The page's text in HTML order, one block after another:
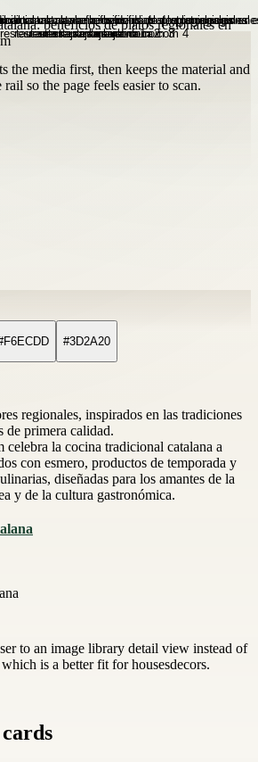
the media first, then keeps the material and
so the page feels easier to scan.
#3D2A20
regionales, inspirados en las tradiciones
de primera calidad.
celebra la cocina tradicional catalana a
con esmero, productos de temporada y
diseñadas para los amantes de la
y de la cultura gastronómica.
to an image library detail view instead of
is a better fit for housesdecors.